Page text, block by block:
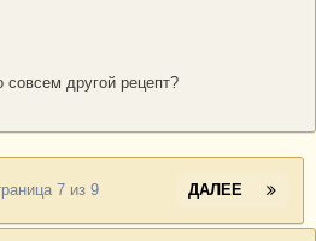
совсем другой рецепт?
ДАЛЕЕ
7 из 9